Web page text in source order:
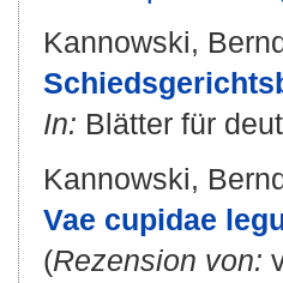
Kannowski,
In: Blätter für
Kannowski,
Vae cupidae
(Rezension von: